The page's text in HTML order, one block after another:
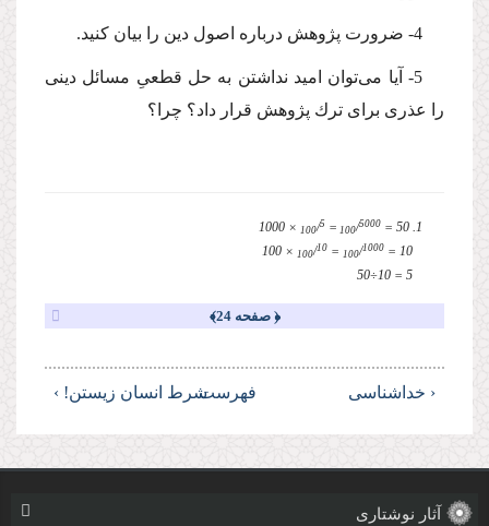
4- ضرورت پژوهش درباره اصول دین را بیان كنید.
5- آیا مى‌توان امید نداشتن به حل قطعىِ مسائل دینى
را عذرى براى ترك پژوهش قرار داد؟ چرا؟
1. 50 =
100/5000
=
100/5
× 1000
100/1000
=
100/10
× 100
﴿ صفحه 24﴾
‹ خداشناسى فهرستشرط انسان زیستن! ›
آثار نوشتاری